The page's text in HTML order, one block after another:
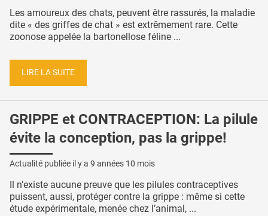
Les amoureux des chats, peuvent être rassurés, la maladie
dite « des griffes de chat » est extrêmement rare. Cette
zoonose appelée la bartonellose féline ...
LIRE LA SUITE
GRIPPE et CONTRACEPTION: La pilule
évite la conception, pas la grippe!
Actualité publiée il y a 9 années 10 mois
Il n’existe aucune preuve que les pilules contraceptives
puissent, aussi, protéger contre la grippe : même si cette
étude expérimentale, menée chez l’animal, ...